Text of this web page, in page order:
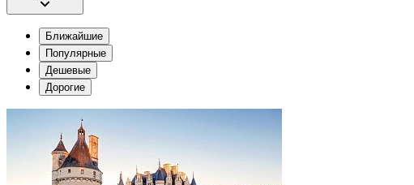
Ближайшие
Популярные
Дешевые
Дорогие